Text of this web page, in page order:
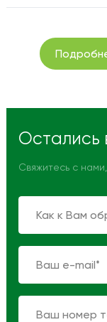
Остались
Свяжитесь с